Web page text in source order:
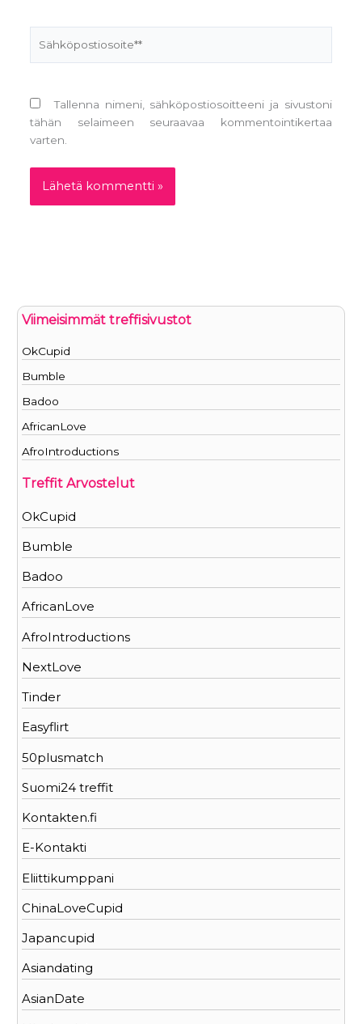
Tallenna nimeni, sähköpostiosoitteeni ja sivustoni
tähän selaimeen seuraavaa kommentointikertaa
varten.
Viimeisimmät treffisivustot
OkCupid
Bumble
Badoo
AfricanLove
AfroIntroductions
Treffit Arvostelut
OkCupid
Bumble
Badoo
AfricanLove
AfroIntroductions
NextLove
Tinder
Easyflirt
50plusmatch
Suomi24 treffit
Kontakten.fi
E-Kontakti
Eliittikumppani
ChinaLoveCupid
Japancupid
Asiandating
AsianDate